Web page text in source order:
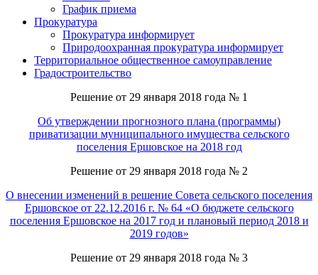
График приема
Прокуратура
Прокуратура информирует
Природоохранная прокуратура информирует
Территориальное общественное самоуправление
Градостроительство
Решение от 29 января 2018 года № 1
Об утверждении прогнозного плана (программы)
приватизации муниципального имущества сельского
поселения Ершовское на 2018 год
Решение от 29 января 2018 года № 2
О внесении изменений в решение Совета сельского поселения
Ершовское от 22.12.2016 г. № 64 «О бюджете сельского
поселения Ершовское на 2017 год и плановый период 2018 и
2019 годов»
Решение от 29 января 2018 года № 3